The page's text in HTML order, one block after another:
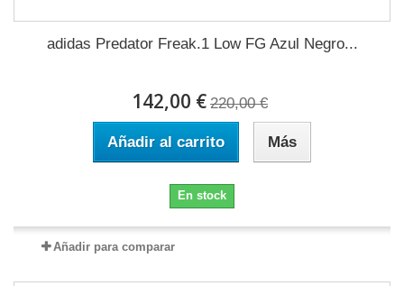
adidas Predator Freak.1 Low FG Azul Negro...
142,00 € 220,00 €
Añadir al carrito Más
En stock
Añadir para comparar